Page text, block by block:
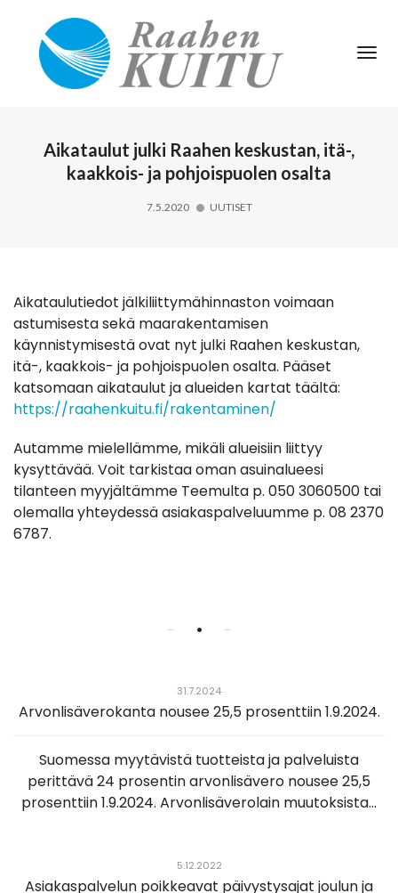
Aikataulut julki Raahen keskustan, itä-,
kaakkois- ja pohjoispuolen osalta
7.5.2020 UUTISET
Aikataulutiedot jälkiliittymähinnaston voimaan
astumisesta sekä maarakentamisen
käynnistymisestä ovat nyt julki Raahen keskustan,
itä-, kaakkois- ja pohjoispuolen osalta. Pääset
katsomaan aikataulut ja alueiden kartat täältä:
https://raahenkuitu.fi/rakentaminen/
Autamme mielellämme, mikäli alueisiin liittyy
kysyttävää. Voit tarkistaa oman asuinalueesi
tilanteen myyjältämme Teemulta p. 050 3060500 tai
olemalla yhteydessä asiakaspalveluumme p. 08 2370
6787.
•
31.7.2024
Arvonlisäverokanta nousee 25,5 prosenttiin 1.9.2024.
Suomessa myytävistä tuotteista ja palveluista
perittävä 24 prosentin arvonlisävero nousee 25,5
prosenttiin 1.9.2024. Arvonlisäverolain muutoksista...
5.12.2022
Asiakaspalvelun poikkeavat päivystysajat joulun ja